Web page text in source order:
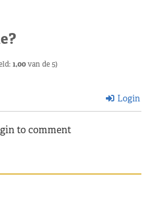
1,00van de 5)
Login
to comment